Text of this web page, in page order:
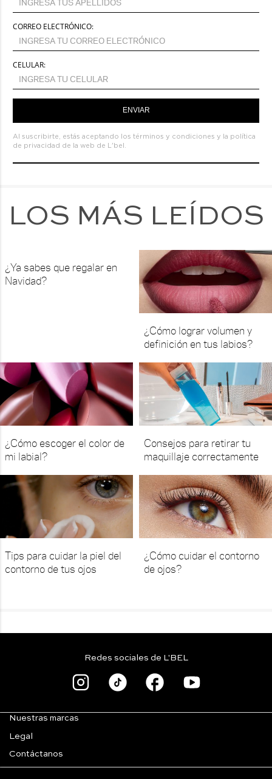
CORREO ELECTRÓNICO:
CELULAR:
ENVIAR
Al suscribirte, estás aceptando los términos y condiciones y la política
de privacidad de la web de L'bel.
LOS MÁS LEÍDOS
¿Ya sabes que regalar en
Navidad?
¿Cómo lograr volumen y
definición en tus labios?
¿Cómo escoger el color de
mi labial?
Consejos para retirar tu
maquillaje correctamente
Tips para cuidar la piel del
contorno de tus ojos
¿Cómo cuidar el contorno
de ojos?
Nuestras marcas
Legal
Contáctanos
Redes sociales de L'BEL